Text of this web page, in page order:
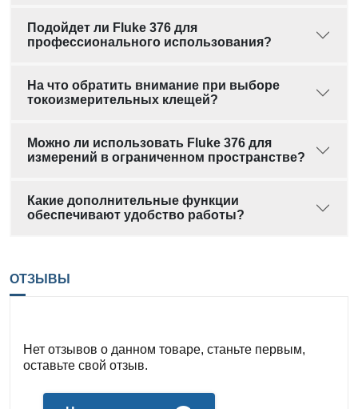
Подойдет ли Fluke 376 для
профессионального использования?
На что обратить внимание при выборе
токоизмерительных клещей?
Можно ли использовать Fluke 376 для
измерений в ограниченном пространстве?
Какие дополнительные функции
обеспечивают удобство работы?
ОТЗЫВЫ
Нет отзывов о данном товаре, станьте первым,
оставьте свой отзыв.